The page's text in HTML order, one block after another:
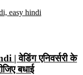
वेडिंग एनिवर्सरी के
बधाई